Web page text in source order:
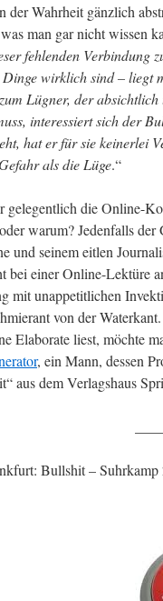
der Wahrheit gänzlich
man gar nicht wissen
fehlenden Verbindung
wirklich sind – liegt
Lügner, der
interessiert sich der
hat er für sie keinerlei
als die Lüge.“
gelegentlich die Online-
warum? Jedenfalls
und seinem eitlen
bei einer Online-Lektüre
mit unappetitlichen
von der Waterkant.
Elaborate liest, möchte
, ein Mann, dessen
aus dem Verlagshaus
Bullshit – Suhrkamp